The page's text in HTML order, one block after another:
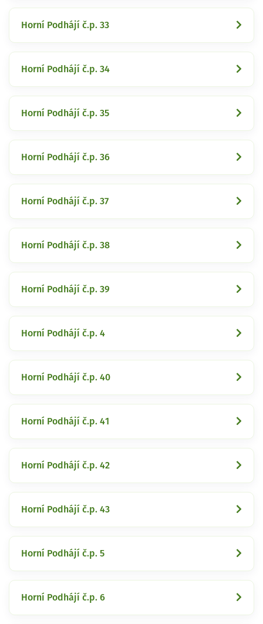
Horní Podhájí č.p. 33
Horní Podhájí č.p. 34
Horní Podhájí č.p. 35
Horní Podhájí č.p. 36
Horní Podhájí č.p. 37
Horní Podhájí č.p. 38
Horní Podhájí č.p. 39
Horní Podhájí č.p. 4
Horní Podhájí č.p. 40
Horní Podhájí č.p. 41
Horní Podhájí č.p. 42
Horní Podhájí č.p. 43
Horní Podhájí č.p. 5
Horní Podhájí č.p. 6